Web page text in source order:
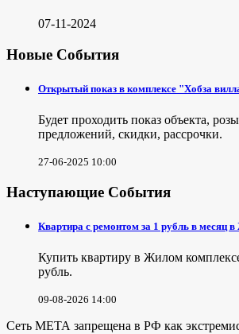
07-11-2024
Новые События
Открытый показ в комплексе "Хобза
Будет проходить показ объекта,
предложений, скидки, рассрочки.
27-06-2025 10:00
Наступающие События
Квартира с ремонтом за 1 рубль в месяц
Купить квартиру в Жилом
рубль.
09-08-2026 14:00
Сеть МЕТА запрещена в РФ как